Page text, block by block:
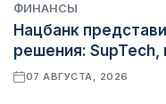
ФИНАНСЫ
Нацбанк
решения: SupTech,
07 АВГУСТА, 2026